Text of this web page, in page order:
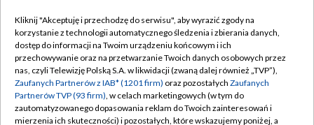
TVP
Abonament TVP
Emisja w TVP
Centrum informacji TVP
Regulamin TVP
Polityka prywatności
Moje zgody
Kliknij "Akceptuję i przechodzę do serwisu", aby wyrazić zgody na
korzystanie z technologii automatycznego śledzenia i zbierania danych,
dostęp do informacji na Twoim urządzeniu końcowym i ich
przechowywanie oraz na przetwarzanie Twoich danych osobowych przez
nas, czyli Telewizję Polską S.A. w likwidacji (zwaną dalej również „TVP”),
Zaufanych Partnerów z IAB* (1201 firm) oraz pozostałych Zaufanych
Partnerów TVP (93 firm), w celach marketingowych (w tym do
zautomatyzowanego dopasowania reklam do Twoich zainteresowań i
mierzenia ich skuteczności) i pozostałych, które wskazujemy poniżej, a